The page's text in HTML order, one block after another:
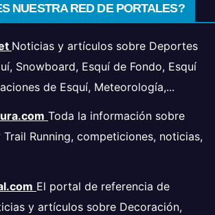
NUESTRA RED DE PORTALES?
Noticias y artículos sobre Deportes
Snowboard, Esquí de Fondo, Esquí
de Esquí, Meteorología,...
Toda la información sobre
Running, competiciones, noticias,
El portal de referencia de
y artículos sobre Decoración,